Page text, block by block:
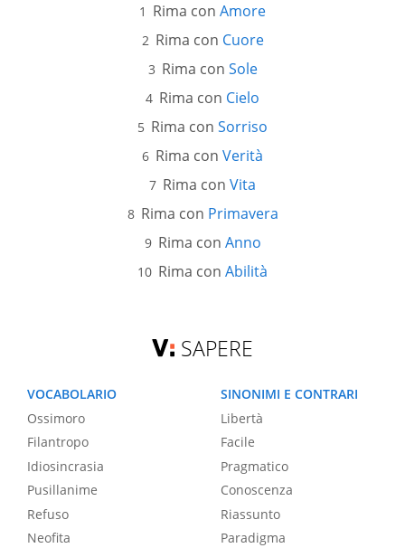
Rima con Amore
Rima con Cuore
Rima con Sole
Rima con Cielo
Rima con Sorriso
Rima con Verità
Rima con Vita
Rima con Primavera
Rima con Anno
Rima con Abilità
SAPERE
VOCABOLARIO
Ossimoro
Filantropo
Idiosincrasia
Pusillanime
Refuso
Neofita
SINONIMI E CONTRARI
Libertà
Facile
Pragmatico
Conoscenza
Riassunto
Paradigma